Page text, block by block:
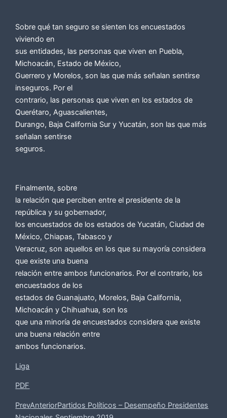
Sobre qué tan seguro se sienten los encuestados
viviendo en
sus entidades, las personas que viven en Puebla,
Michoacán, Estado de México,
Guerrero y Morelos, son las que más señalan sentirse
inseguros. Por el
contrario, las personas que viven en los estados de
Querétaro, Aguascalientes,
Durango, Baja California Sur y Yucatán, son las que más
señalan sentirse
seguros.
Finalmente, sobre
la relación que perciben entre el presidente de la
república y su gobernador,
los encuestados de los estados de Yucatán, Ciudad de
México, Chiapas, Tabasco y
Veracruz, son aquellos en los que su mayoría considera
que existe una buena
relación entre ambos funcionarios. Por el contrario, los
encuestados de los
estados de Guanajuato, Morelos, Baja California,
Michoacán y Chihuahua, son los
que una minoría de encuestados considera que existe
una buena relación entre
ambos funcionarios.
Liga
PDF
PrevAnteriorPartidos Políticos – Desempeño Presidentes